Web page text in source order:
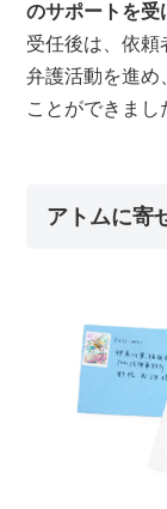
のサポートを受
受任後は、依頼
弁護活動を進め
ことができまし
アトムに寄